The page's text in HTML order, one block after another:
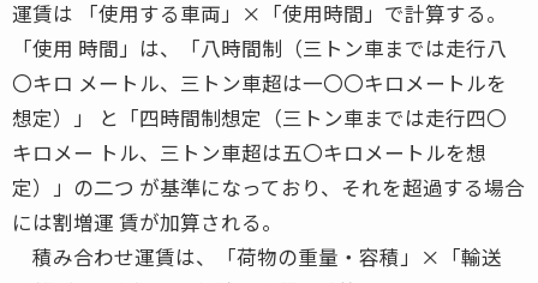
運賃は 「使用する車両」×「使用時間」で計算する。
「使用 時間」は、「八時間制（三トン車までは走行八
〇キロ メートル、三トン車超は一〇〇キロメートルを
想定）」 と「四時間制想定（三トン車までは走行四〇
キロメー トル、三トン車超は五〇キロメートルを想
定）」の二つ が基準になっており、それを超過する場合
には割増運 賃が加算される。
積み合わせ運賃は、「荷物の重量・容積」×「輸送